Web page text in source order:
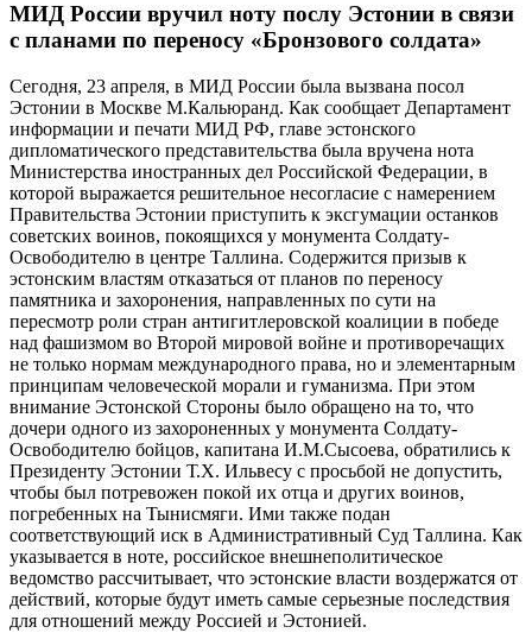
МИД России вручил ноту послу Эстонии в связи
с планами по переносу «Бронзового солдата»
Сегодня, 23 апреля, в МИД России была вызвана посол
Эстонии в Москве М.Кальюранд. Как сообщает Департамент
информации и печати МИД РФ, главе эстонского
дипломатического представительства была вручена нота
Министерства иностранных дел Российской Федерации, в
которой выражается решительное несогласие с намерением
Правительства Эстонии приступить к эксгумации останков
советских воинов, покоящихся у монумента Солдату-
Освободителю в центре Таллина. Содержится призыв к
эстонским властям отказаться от планов по переносу
памятника и захоронения, направленных по сути на
пересмотр роли стран антигитлеровской коалиции в победе
над фашизмом во Второй мировой войне и противоречащих
не только нормам международного права, но и элементарным
принципам человеческой морали и гуманизма. При этом
внимание Эстонской Стороны было обращено на то, что
дочери одного из захороненных у монумента Солдату-
Освободителю бойцов, капитана И.М.Сысоева, обратились к
Президенту Эстонии Т.Х. Ильвесу с просьбой не допустить,
чтобы был потревожен покой их отца и других воинов,
погребенных на Тынисмяги. Ими также подан
соответствующий иск в Административный Суд Таллина. Как
указывается в ноте, российское внешнеполитическое
ведомство рассчитывает, что эстонские власти воздержатся от
действий, которые будут иметь самые серьезные последствия
для отношений между Россией и Эстонией.